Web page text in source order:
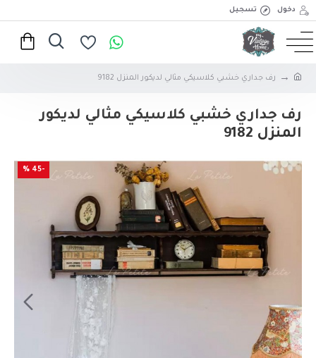
دخول تسجيل
رف جداري خشبي كلاسيكي مثالي لديكور المنزل 9182
رف جداري خشبي كلاسيكي مثالي لديكور
المنزل 9182
-45 %